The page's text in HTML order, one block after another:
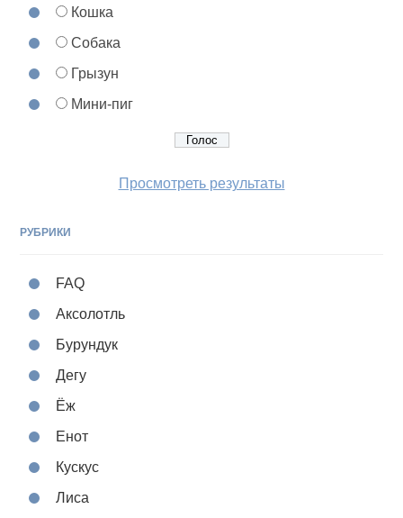
Кошка
Собака
Грызун
Мини-пиг
Просмотреть результаты
РУБРИКИ
FAQ
Аксолотль
Бурундук
Дегу
Ёж
Енот
Кускус
Лиса